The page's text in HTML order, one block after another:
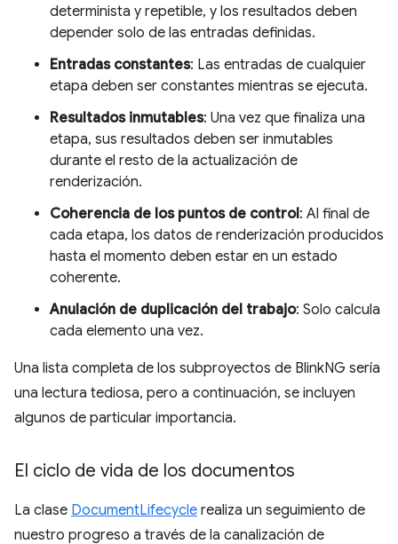
determinista y repetible, y los resultados deben
depender solo de las entradas definidas.
Entradas constantes: Las entradas de cualquier
etapa deben ser constantes mientras se ejecuta.
Resultados inmutables: Una vez que finaliza una
etapa, sus resultados deben ser inmutables
durante el resto de la actualización de
renderización.
Coherencia de los puntos de control: Al final de
cada etapa, los datos de renderización producidos
hasta el momento deben estar en un estado
coherente.
Anulación de duplicación del trabajo: Solo calcula
cada elemento una vez.
Una lista completa de los subproyectos de BlinkNG sería
una lectura tediosa, pero a continuación, se incluyen
algunos de particular importancia.
El ciclo de vida de los documentos
La clase DocumentLifecycle realiza un seguimiento de
nuestro progreso a través de la canalización de